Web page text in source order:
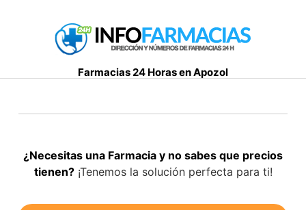
Farmacias 24 Horas en Apozol
¿Necesitas una Farmacia y no sabes que precios
tienen?¡Tenemos la solución perfecta para ti!